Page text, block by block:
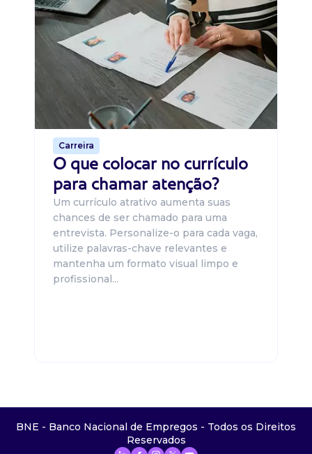
Carreira
O que colocar no currículo
para chamar atenção?
Um currículo atrativo aumenta suas
chances de ser chamado para uma
entrevista. Personalize-o para cada vaga,
utilize palavras-chave relevantes e
mantenha um formato visual limpo e
profissional...
BNE - Banco Nacional de Empregos - Todos os Direitos
Reservados